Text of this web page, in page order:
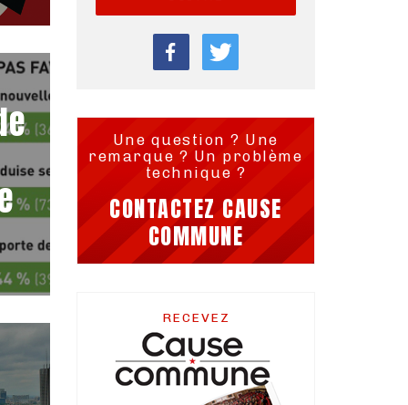
Une question ? Une
remarque ? Un problème
technique ?
CONTACTEZ CAUSE
COMMUNE
RECEVEZ